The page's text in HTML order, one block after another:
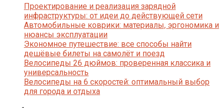
Проектирование и реализация зарядной
инфраструктуры: от идеи до действующей сети
Автомобильные коврики: материалы, эргономика и
нюансы эксплуатации
Экономное путешествие: все способы найти
дешёвые билеты на самолёт и поезд
Велосипеды 26 дюймов: проверенная классика и
универсальность
Велосипеды на 6 скоростей: оптимальный выбор
для города и отдыха